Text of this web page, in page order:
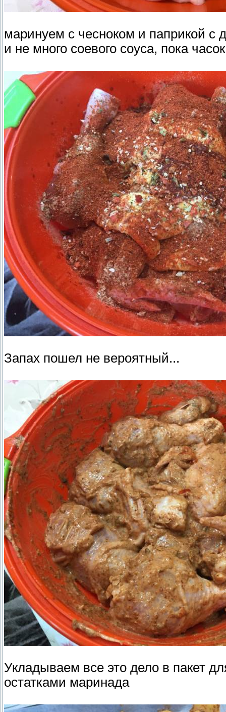
маринуем с чесноком и паприкой с
и не много соевого соуса, пока
Запах пошел не вероятный...
Укладываем все это дело в пакет
остатками маринада